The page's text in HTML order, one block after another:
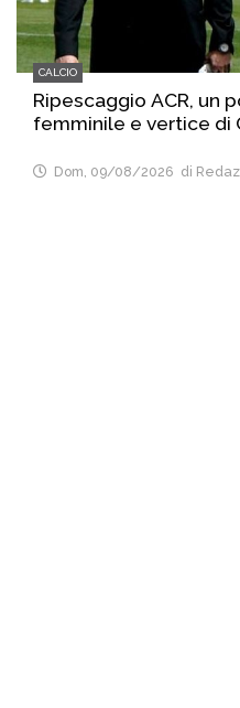
CALCIO
Ripescaggio ACR, un
femminile e vertice di
Dom, 09/08/2026 di